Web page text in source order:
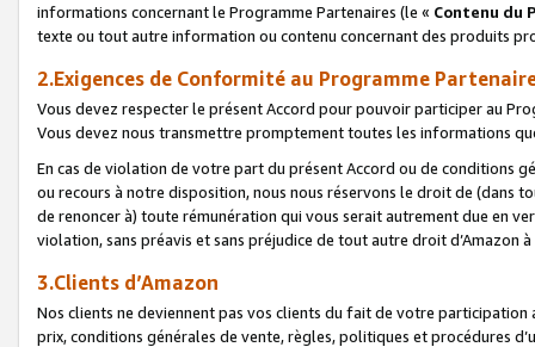
informations concernant le Programme Partenaires (le « Contenu du
texte ou tout autre information ou contenu concernant des produits
2.Exigences de Conformité au Programme
Vous devez respecter le présent Accord pour pouvoir participer au
Vous devez nous transmettre promptement toutes les informations
En cas de violation de votre part du présent Accord ou de conditions
ou recours à notre disposition, nous nous réservons le droit de (dans
de renoncer à) toute rémunération qui vous serait autrement due en
violation, sans préavis et sans préjudice de tout autre droit
3.Clients d’Amazon
Nos clients ne deviennent pas vos clients du fait de votre
prix, conditions générales de vente, règles, politiques et procédures